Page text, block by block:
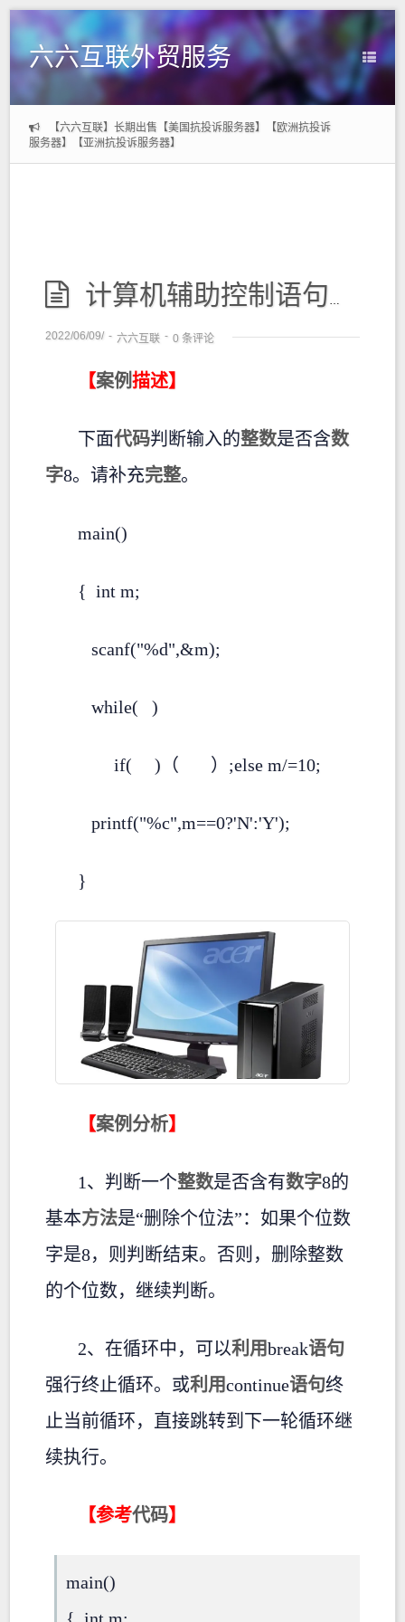
六六互联外贸服务
【六六互联】长期出售【美国抗投诉服务器】【欧洲抗投诉
服务器】【亚洲抗投诉服务器】
计算机辅助控制语句应用案例
2022/06/09/ - 六六互联 - 0 条评论
【案例描述】
下面代码判断输入的整数是否含数
字8。请补充完整。
main()
{ int m;
scanf("%d",&m);
while( )
if( )（ ）;else m/=10;
printf("%c",m==0?'N':'Y');
}
【案例 分析】
1、判断一个整数是否含有数字8的
基本方法是“删除个位法”：如果个位数
字是8，则判断结束。否则，删除整数
的个位数，继续判断。
2、在循环中，可以利用break语句
强行终止循环。或利用continue语句终
止当前循环，直接跳转到下一轮循环继
续执行。
【参考代码】
main()